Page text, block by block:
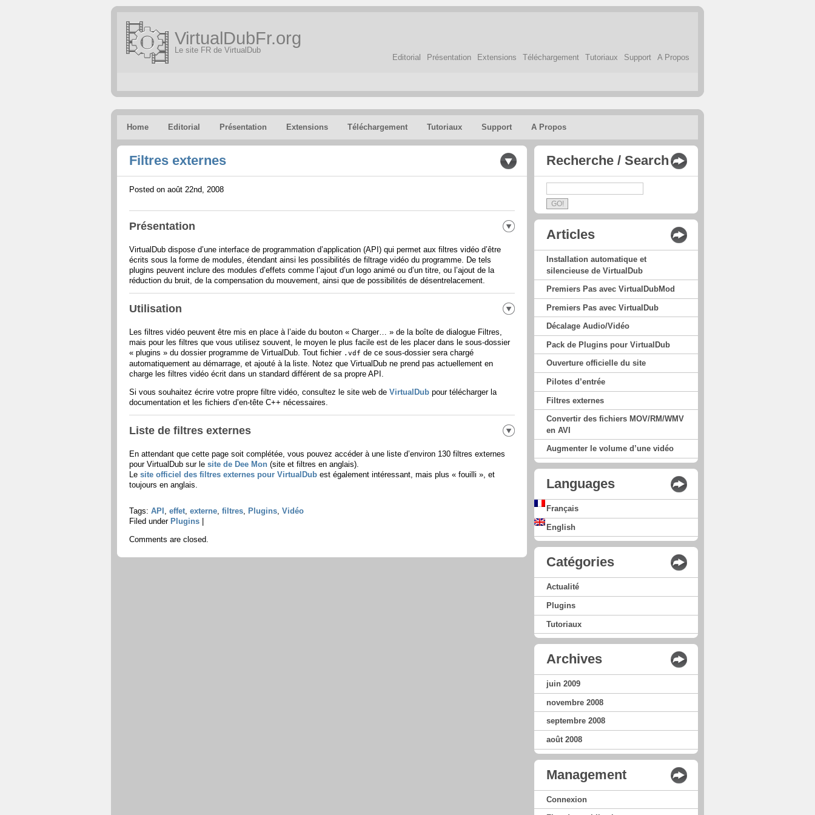
VirtualDubFr.org
Le site FR de VirtualDub
Editorial
Présentation Extensions Téléchargement Tutoriaux Support A Propos
Home Editorial Présentation Extensions Téléchargement Tutoriaux Support A Propos
Filtres externes
Posted on août 22nd, 2008
Présentation
VirtualDub dispose d’une interface de programmation d’application (API) qui permet aux filtres vidéo d’être
écrits sous la forme de modules, étendant ainsi les possibilités de filtrage vidéo du programme. De tels
plugins peuvent inclure des modules d’effets comme l’ajout d’un logo animé ou d’un titre, ou l’ajout de la
réduction du bruit, de la compensation du mouvement, ainsi que de possibilités de désentrelacement.
Utilisation
Les filtres vidéo peuvent être mis en place à l’aide du bouton « Charger…
» de la boîte de dialogue Filtres,
mais pour les filtres que vous utilisez souvent, le moyen le plus facile est de les placer dans le sous-dossier
« plugins » du dossier programme de VirtualDub. Tout fichier .vdf de ce sous-dossier sera chargé
automatiquement au démarrage, et ajouté à la liste. Notez que VirtualDub ne prend pas actuellement en
charge les filtres vidéo écrit dans un standard différent de sa propre API.
Si vous souhaitez écrire votre propre filtre vidéo, consultez le site web de VirtualDub pour télécharger la
documentation et les fichiers d’en-tête C++ nécessaires.
Liste de filtres externes
En attendant que cette page soit complétée, vous pouvez accéder à une liste d’environ 130 filtres externes
pour VirtualDub sur le site de Dee Mon (site et filtres en anglais).
Le site officiel des filtres externes pour VirtualDub est également intéressant, mais plus « fouilli », et
toujours en anglais.
Tags: API , effet, externe, filtres, Plugins, Vidéo
Filed under Plugins
Comments are closed.
Recherche / Search
Articles
Installation automatique et
silencieuse de VirtualDub
Premiers Pas avec VirtualDubMod
Premiers Pas avec VirtualDub
Décalage Audio/Vidéo
Pack de Plugins pour VirtualDub
Ouverture officielle du site
Pilotes d’entrée
Filtres externes
Convertir des fichiers MOV/RM/WMV
en AVI
Augmenter le volume d’une vidéo
Languages
Français
English
Catégories
Actualité
Plugins
Tutoriaux
Archives
juin 2009
novembre 2008
septembre 2008
août 2008
Management
Connexion